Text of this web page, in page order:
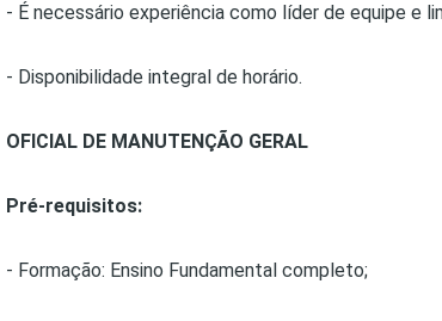
- É necessário experiência como líder de equipe e
- Disponibilidade integral de horário.
OFICIAL DE MANUTENÇÃO GERAL
Pré-requisitos:
- Formação: Ensino Fundamental completo;